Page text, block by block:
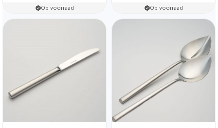
Op voorraad Op voorraad